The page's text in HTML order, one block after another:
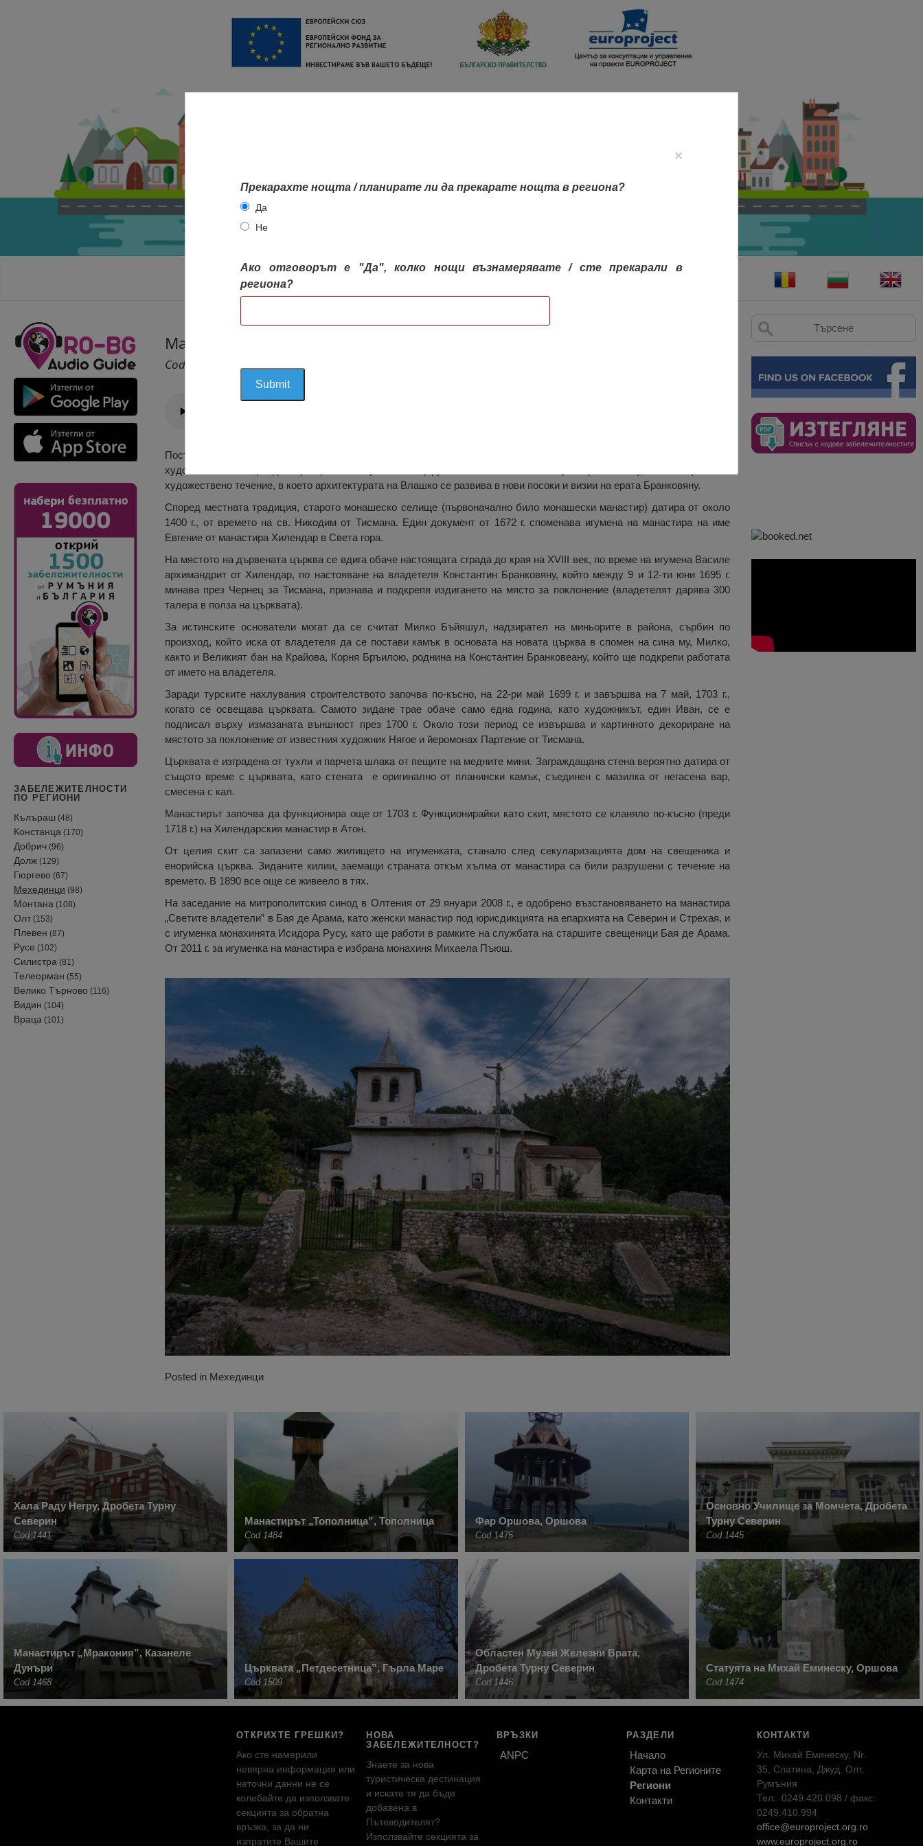
НАЧАЛО
ЗАБЕЛЕЖИТЕЛНОСТИ
ПО РЕГИОНИ
Кълъраш (48)
Констанца (170)
Добрич (96)
Долж (129)
Гюргево (67)
Мехединци (98)
Монтана (108)
Олт (153)
Плевен (87)
Русе (102)
Силистра (81)
Телеорман (55)
Велико Търново (116)
Видин (104)
Враца (101)
Манастира „Бая де Арама”, Бая де Арама
Cod 1499
Построена между XVII и XVIII век църквата на манастира „Бая де Арама” отразява стилистичните черти на културно-
художествения период в разцвет по време на царуването на Матей Басараб (1632-1654), вписваща се в
художествено течение, в което архитектурата на Влашко се развива в нови посоки и визии на ерата Бранковяну.
Според местната традиция, старото монашеско селище (първоначално било монашески манастир) датира от около
1400 г., от времето на св. Никодим от Тисмана. Един документ от 1672 г. споменава игумена на манастира на име
Евгение от манастира Хилендар в Света гора.
На мястото на дървената църква се вдига обаче настоящата сграда до края на XVIII век, по време на игумена Василе
архимандрит от Хилендар, по настояване на владетеля Константин Бранковяну, който между 9 и 12-ти юни 1695 г.
минава през Чернец за Тисмана, признава и подкрепя издигането на място за поклонение (владетелят дарява 300
талера в полза на църквата).
За истинските основатели могат да се считат Милко Бъйяшул, надзирател на миньорите в района, сърбин по
произход, който иска от владетеля да се постави камък в основата на новата църква в спомен на сина му, Милко,
както и Великият бан на Крайова, Корня Бръилою, роднина на Константин Бранковеану, който ще подкрепи работата
от името на владетеля.
Заради турските нахлувания строителството започва по-късно, на 22-ри май 1699 г. и завършва на 7 май, 1703 г.,
когато се освещава църквата. Самото зидане трае обаче само една година, като художникът, един Иван, се е
подписал върху измазаната външност през 1700 г. Около този период се извършва и картинното декориране на
мястото за поклонение от известния художник Нягое и йеромонах Партение от Тисмана.
Църквата е изградена от тухли и парчета шлака от пещите на медните мини. Заграждащана стена вероятно датира от
същото време с църквата, като стената е оригинално от планински камък, съединен с мазилка от негасена вар,
смесена с кал.
Манастирът започва да функционира още от 1703 г. Функционирайки като скит, мястото се кланяло по-късно (преди
1718 г.) на Хилендарския манастир в Атон.
От целия скит са запазени само жилището на игуменката, станало след секуларизацията дом на свещеника и
енорийска църква. Зиданите килии, заемащи страната откъм хълма от манастира са били разрушени с течение на
времето. В 1890 все още се живеело в тях.
На заседание на митрополитския синод в Олтения от 29 януари 2008 г., е одобрено възстановяването на манастира
„Светите владетели” в Бая де Арама, като женски манастир под юрисдикцията на епархията на Северин и Стрехая, и
с игуменка монахинята Исидора Русу, като ще работи в рамките на службата на старшите свещеници Бая де Арама.
От 2011 г. за игуменка на манастира е избрана монахиня Михаела Пъюш.
×
Прекарахте нощта / планирате ли да прекарате нощта в региона?
Да
Не
Ако отговорът е "Да", колко нощи възнамерявате / сте прекарали в
региона?
Posted in Мехединци
Хала Раду Негру, Дробета Турну
Северин
Cod 1441
Манастирът „Тополница”, Тополница
Cod 1484
Фар Оршова, Оршова
Cod 1475
Основно Училище за Момчета, Дробета
Турну Северин
Cod 1445
Манастирът „Мракония”, Казанеле
Дунъри
Cod 1468
Църквата „Петдесетница”, Гърла Маре
Cod 1509
Областен Музей Железни Врата,
Дробета Турну Северин
Cod 1446
Статуята на Михай Еминеску, Оршова
Cod 1474
ОТКРИХТЕ ГРЕШКИ?
Ако сте намерили
невярна информация или
неточни данни не се
колебайте да използвате
секцията за обратна
връзка, за да ни
изпратите Вашите
НОВА
ЗАБЕЛЕЖИТЕЛНОСТ?
Знаете за нова
туристическа дестинация
и искате тя да бъде
добавена в
Пътеводителят?
Използвайте секцията за
ВРЪЗКИ
ANPC
РАЗДЕЛИ
Начало
Карта на Регионите
Региони
Контакти
КОНТАКТИ
Ул. Михай Еминеску, Nr.
35, Слатина, Джуд. Олт,
Румъния
Тел:. 0249.420.098 / факс:
0249.410.994
office@europroject.org.ro
www.europroject.org.ro